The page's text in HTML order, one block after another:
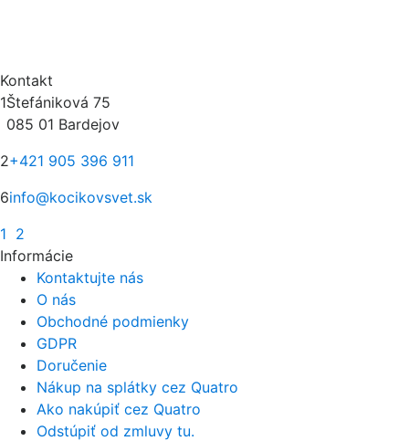
Kontakt
1Štefániková 75
085 01 Bardejov
2+421 905 396 911
6info@kocikovsvet.sk
1 2
Informácie
Kontaktujte nás
O nás
Obchodné podmienky
GDPR
Doručenie
Nákup na splátky cez Quatro
Ako nakúpiť cez Quatro
Odstúpiť od zmluvy tu.